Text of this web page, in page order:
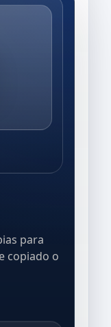
para
copiado o